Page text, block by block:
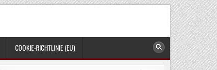
COOKIE-RICHTLINIE (EU)